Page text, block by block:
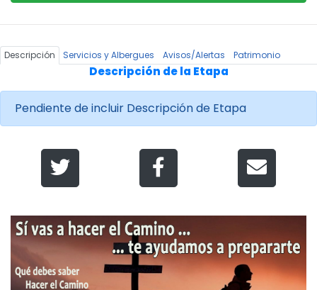
Descripción Servicios y Albergues Avisos/Alertas Patrimonio
Descripción de la Etapa
Pendiente de incluir Descripción de Etapa